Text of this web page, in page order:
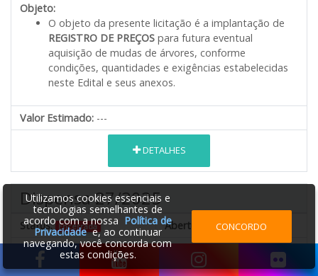
Objeto:
O objeto da presente licitação é a implantação de
REGISTRO DE PREÇOS para futura eventual
aquisição de mudas de árvores, conforme
condições, quantidades e exigências estabelecidas
neste Edital e seus anexos.
Valor Estimado: ---
DETALHES
Dispensa 27/2025
Status: Encerrada Abertura:
07/05/2025 00:00
Publicado em:29/04/2025
Número do processo:
Utilizamos cookies essenciais e
tecnologias semelhantes de
acordo com a nossa Política de
Privacidadee, ao continuar
navegando, você concorda com
estas condições.
CONCORDO